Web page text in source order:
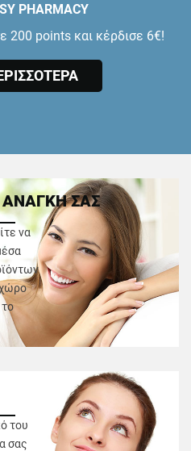
PHARMACY
200 points και κέρδισε 6€!
ΣΑΣ
να
του
σας